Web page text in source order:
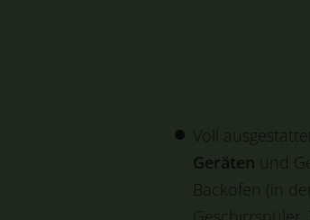
Voll
Geräten und
Backofen (in